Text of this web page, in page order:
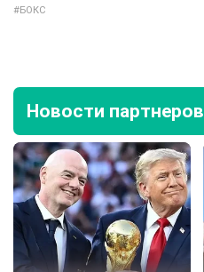
БОКС
Новости партнеров